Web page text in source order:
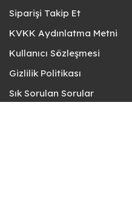
Siparişi Takip Et
KVKK Aydınlatma Metni
Kullanıcı Sözleşmesi
Gizlilik Politikası
Sık Sorulan Sorular